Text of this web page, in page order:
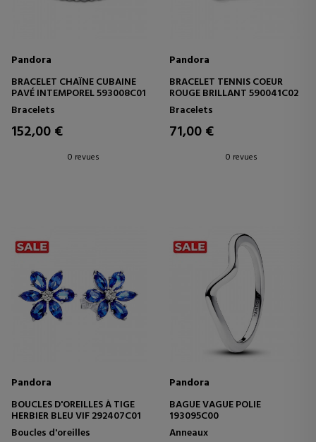
Pandora
BRACELET CHAÎNE CUBAINE
PAVÉ INTEMPOREL 593008C01
Bracelets
152,00 €
0 revues
Pandora
BRACELET TENNIS COEUR
ROUGE BRILLANT 590041C02
Bracelets
71,00 €
0 revues
Pandora
BOUCLES D'OREILLES À TIGE
HERBIER BLEU VIF 292407C01
Boucles d'oreilles
Pandora
BAGUE VAGUE POLIE
193095C00
Anneaux